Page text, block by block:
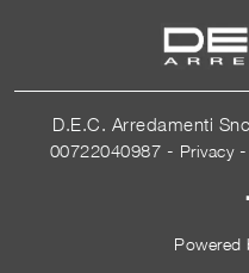
D.E.C. Arredamenti
00722040987 - Privacy-
Powered